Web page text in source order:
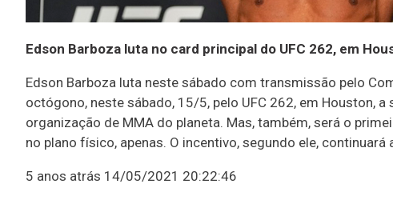
Edson Barboza luta no card principal do UFC 262, em
Edson Barboza luta neste sábado com transmissão pelo
octógono, neste sábado, 15/5, pelo UFC 262, em Houston,
organização de MMA do planeta. Mas, também, será o
no plano físico, apenas. O incentivo, segundo ele,
5 anos atrás 14/05/2021 20:22:46